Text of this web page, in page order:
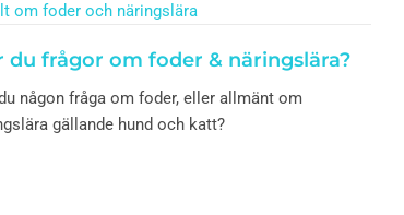
du frågor om foder & näringslära?
någon fråga om foder, eller allmänt om
gällande hund och katt?